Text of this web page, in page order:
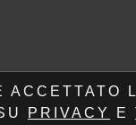
ACCETTATO
PRIVACY E